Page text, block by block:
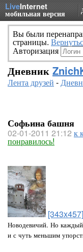
LiveInternet
мобильная версия
Вы были
страницы.
Авторизация
Дневник
Лента друзей -
Софьина башня
02-01-2011 21:12 к
понравилось!
[343x457]
Новодевичий. Но
и с чуть меньшим